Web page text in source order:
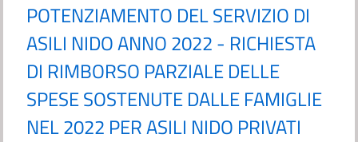
POTENZIAMENTO DEL SERVIZIO DI
ASILI NIDO ANNO 2022 - RICHIESTA
DI RIMBORSO PARZIALE DELLE
SPESE SOSTENUTE DALLE FAMIGLIE
NEL 2022 PER ASILI NIDO PRIVATI